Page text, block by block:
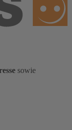
sowie